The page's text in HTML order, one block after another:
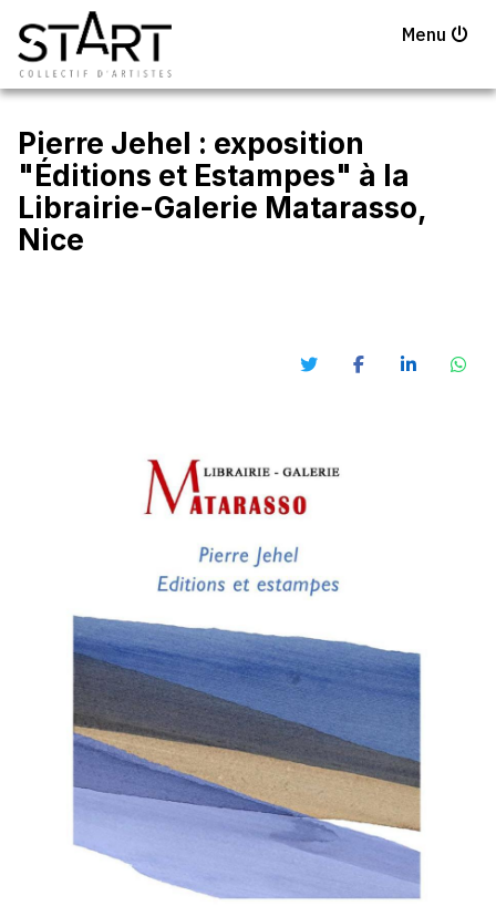
Menu
Pierre Jehel : exposition
"Éditions et Estampes" à la
Librairie-Galerie Matarasso,
Nice